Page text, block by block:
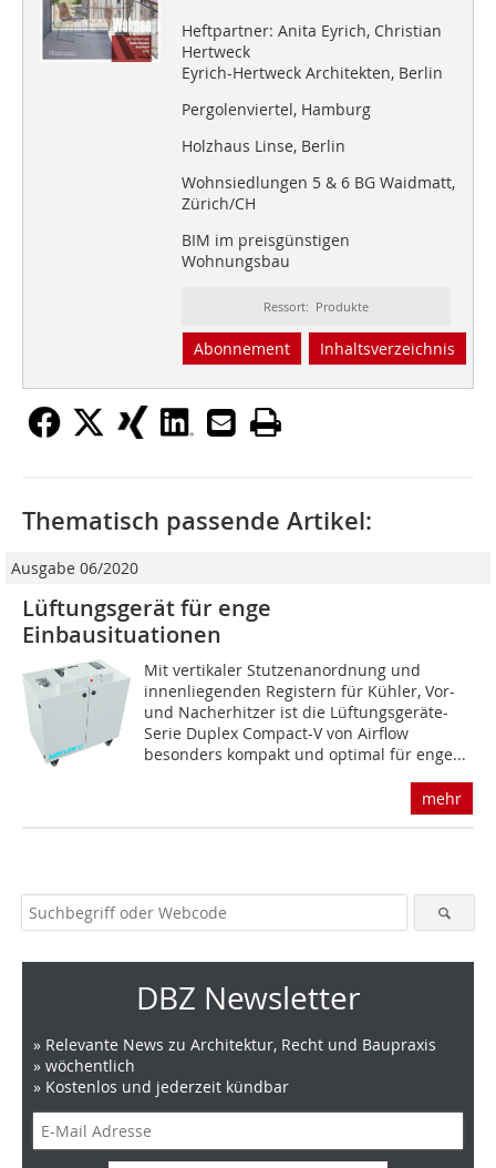
Heftpartner: Anita Eyrich, Christian
Hertweck
Eyrich-Hertweck Architekten, Berlin
Pergolenviertel, Hamburg
Holzhaus Linse, Berlin
Wohnsiedlungen 5 & 6 BG Waidmatt,
Zürich/CH
BIM im preisgünstigen
Wohnungsbau
Ressort: Produkte
Abonnement Inhaltsverzeichnis
Thematisch passende Artikel:
Ausgabe 06/2020
Lüftungsgerät für enge
Einbausituationen
Mit vertikaler Stutzen­anordnung und
innenliegenden Registern für Kühler, Vor-
und Nacherhitzer ist die Lüftungsgeräte-
Serie Duplex Compact-V von Airflow
besonders kompakt und optimal für enge...
mehr
DBZ Newsletter
» Relevante News zu Architektur, Recht und Baupraxis
» wöchentlich
» Kostenlos und jederzeit kündbar